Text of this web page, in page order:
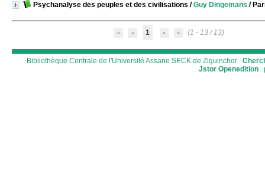
Psychanalyse des peuples et des civilisations /Guy Dingemans /
1 (1 - 13 / 13)
Bibliothèque Centrale de l'Université Assane SECK de Ziguinchor
Jstor Openedition